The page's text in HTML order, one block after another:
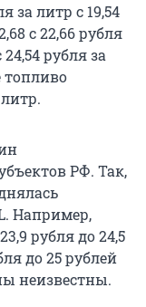
за литр с 19,54
с 22,66 рубля
рубля за
топливо
РФ. Так,
Например,
рубля до 24,5
до 25 рублей
неизвестны.